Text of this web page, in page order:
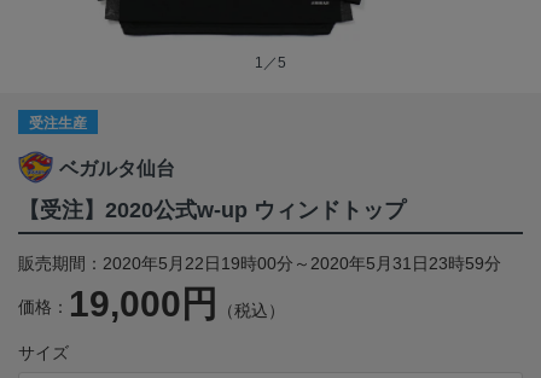
1／5
受注生産
ベガルタ仙台
【受注】2020公式w-up ウィンドトップ
販売期間：2020年5月22日19時00分～2020年5月31日23時59分
価格： 19,000円 （税込）
サイズ